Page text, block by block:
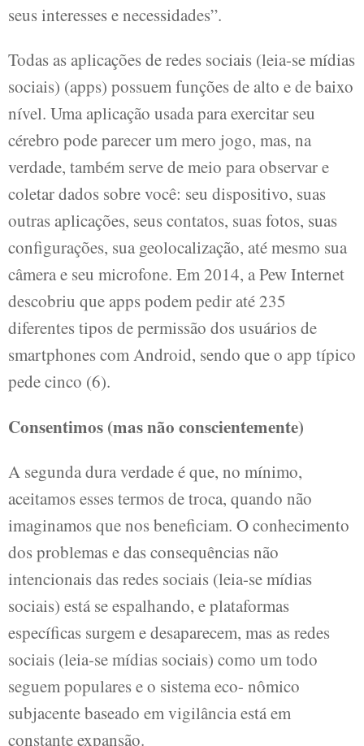
seus interesses e necessidades”.
Todas as aplicações de redes sociais (leia-se mídias
sociais) (apps) possuem funções de alto e de baixo
nível. Uma aplicação usada para exercitar seu
cérebro pode parecer um mero jogo, mas, na
verdade, também serve de meio para observar e
coletar dados sobre você: seu dispositivo, suas
outras aplicações, seus contatos, suas fotos, suas
configurações, sua geolocalização, até mesmo sua
câmera e seu microfone. Em 2014, a Pew Internet
descobriu que apps podem pedir até 235
diferentes tipos de permissão dos usuários de
smartphones com Android, sendo que o app típico
pede cinco (6).
Consentimos (mas não conscientemente)
A segunda dura verdade é que, no mínimo,
aceitamos esses termos de troca, quando não
imaginamos que nos beneficiam. O conhecimento
dos problemas e das consequências não
intencionais das redes sociais (leia-se mídias
sociais) está se espalhando, e plataformas
específicas surgem e desaparecem, mas as redes
sociais (leia-se mídias sociais) como um todo
seguem populares e o sistema eco- nômico
subjacente baseado em vigilância está em
constante expansão.